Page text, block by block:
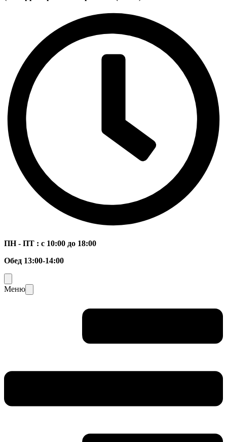
ПН - ПТ : с 10:00 до 18:00
Обед 13:00-14:00
Меню